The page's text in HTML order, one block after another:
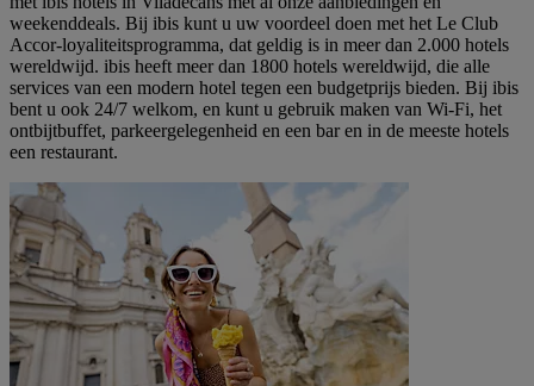
weekenddeals. Bij ibis kunt u uw voordeel doen met het Le Club
Accor-loyaliteitsprogramma, dat geldig is in meer dan 2.000 hotels
wereldwijd. ibis heeft meer dan 1800 hotels wereldwijd, die alle
services van een modern hotel tegen een budgetprijs bieden. Bij ibis
bent u ook 24/7 welkom, en kunt u gebruik maken van Wi-Fi, het
ontbijtbuffet, parkeergelegenheid en een bar en in de meeste hotels
een restaurant.